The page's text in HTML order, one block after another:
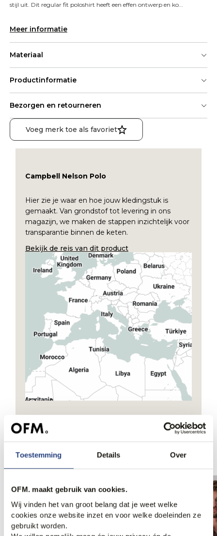
Toestemming Details Over
OFM. maakt gebruik van cookies.
Wij vinden het van groot belang dat je weet welke
cookies onze website inzet en voor welke doeleinden ze
gebruikt worden.
stijl uit. Dit regular fit poloshirt heeft een effen ontwerp en ko...
Meer informatie
Materiaal
Productinformatie
Bezorgen en retourneren
Voeg merk toe als favoriet
Campbell Nelson Polo
Hier zie je waar en hoe jouw kledingstuk is
gemaakt. Van grondstof tot levering in ons
magazijn, we maken de stappen inzichtelijk voor
transparantie binnen de keten.
Bekijk de reis van dit product
Ook iets voor jou?